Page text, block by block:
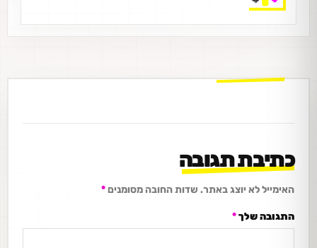
כתיבת תגובה
האימייל לא יוצג באתר. שדות החובה מסומנים *
התגובה שלך*